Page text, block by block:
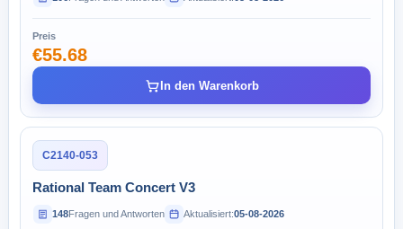
Preis
€55.68
In den Warenkorb
C2140-053
Rational Team Concert V3
148Fragen und Antworten Aktualisiert:05-08-2026